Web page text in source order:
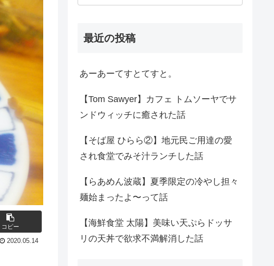
コピー
2020.05.14
最近の投稿
あーあーてすとてすと。
【Tom Sawyer】カフェ トムソーヤでサ
ンドウィッチに癒された話
【そば屋 ひらら②】地元民ご用達の愛
され食堂でみそ汁ランチした話
【らあめん波蔵】夏季限定の冷やし担々
麺始まったよ〜って話
【海鮮食堂 太陽】美味い天ぷらドッサ
リの天丼で欲求不満解消した話